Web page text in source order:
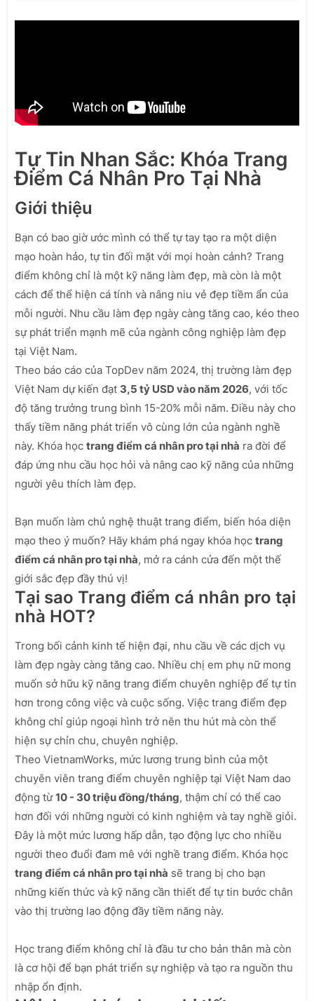
Tự Tin Nhan Sắc: Khóa Trang
Điểm Cá Nhân Pro Tại Nhà
Giới thiệu
Bạn có bao giờ ước mình có thể tự tay tạo ra một diện
mạo hoàn hảo, tự tin đối mặt với mọi hoàn cảnh? Trang
điểm không chỉ là một kỹ năng làm đẹp, mà còn là một
cách để thể hiện cá tính và nâng niu vẻ đẹp tiềm ẩn của
mỗi người. Nhu cầu làm đẹp ngày càng tăng cao, kéo theo
sự phát triển mạnh mẽ của ngành công nghiệp làm đẹp
tại Việt Nam.
Theo báo cáo của TopDev năm 2024, thị trường làm đẹp
Việt Nam dự kiến đạt 3,5 tỷ USD vào năm 2026, với tốc
độ tăng trưởng trung bình 15-20% mỗi năm. Điều này cho
thấy tiềm năng phát triển vô cùng lớn của ngành nghề
này. Khóa học trang điểm cá nhân pro tại nhà ra đời để
đáp ứng nhu cầu học hỏi và nâng cao kỹ năng của những
người yêu thích làm đẹp.
Bạn muốn làm chủ nghệ thuật trang điểm, biến hóa diện
mạo theo ý muốn? Hãy khám phá ngay khóa học trang
điểm cá nhân pro tại nhà, mở ra cánh cửa đến một thế
giới sắc đẹp đầy thú vị!
Tại sao Trang điểm cá nhân pro tại
nhà HOT?
Trong bối cảnh kinh tế hiện đại, nhu cầu về các dịch vụ
làm đẹp ngày càng tăng cao. Nhiều chị em phụ nữ mong
muốn sở hữu kỹ năng trang điểm chuyên nghiệp để tự tin
hơn trong công việc và cuộc sống. Việc trang điểm đẹp
không chỉ giúp ngoại hình trở nên thu hút mà còn thể
hiện sự chỉn chu, chuyên nghiệp.
Theo VietnamWorks, mức lương trung bình của một
chuyên viên trang điểm chuyên nghiệp tại Việt Nam dao
động từ10 - 30 triệu đồng/tháng, thậm chí có thể cao
hơn đối với những người có kinh nghiệm và tay nghề giỏi.
Đây là một mức lương hấp dẫn, tạo động lực cho nhiều
người theo đuổi đam mê với nghề trang điểm. Khóa học
trang điểm cá nhân pro tại nhà sẽ trang bị cho bạn
những kiến thức và kỹ năng cần thiết để tự tin bước chân
vào thị trường lao động đầy tiềm năng này.
Học trang điểm không chỉ là đầu tư cho bản thân mà còn
là cơ hội để bạn phát triển sự nghiệp và tạo ra nguồn thu
nhập ổn định.